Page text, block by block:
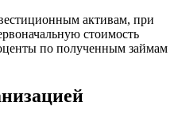
активам, при
стоимость
по полученным займам